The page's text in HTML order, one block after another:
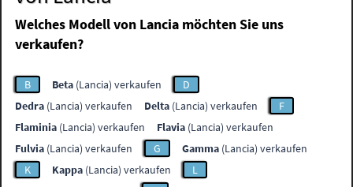
Welches Modell von Lancia möchten Sie uns
verkaufen?
B Beta (Lancia) verkaufen
D
Dedra (Lancia) verkaufen Delta (Lancia) verkaufen
F
Flaminia (Lancia) verkaufen Flavia (Lancia) verkaufen
Fulvia (Lancia) verkaufen G Gamma (Lancia) verkaufen
K
Kappa (Lancia) verkaufen
L